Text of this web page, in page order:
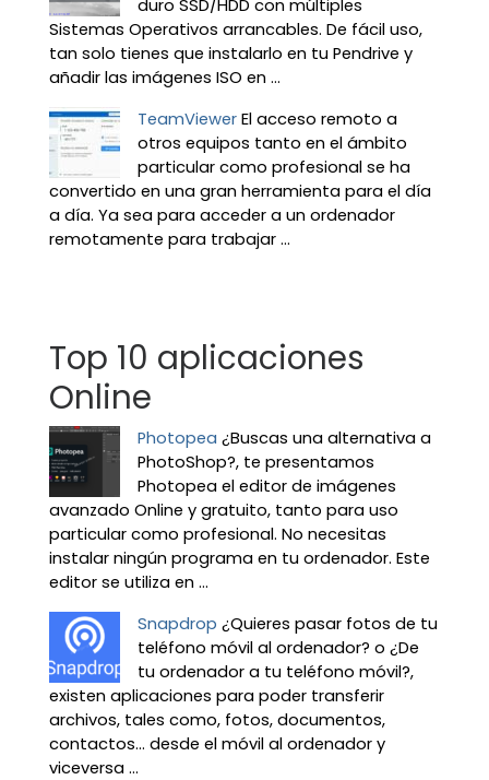
duro SSD/HDD con múltiples
Sistemas Operativos arrancables. De fácil uso,
tan solo tienes que instalarlo en tu Pendrive y
añadir las imágenes ISO en ...
TeamViewer El acceso remoto a
otros equipos tanto en el ámbito
particular como profesional se ha
convertido en una gran herramienta para el día
a día. Ya sea para acceder a un ordenador
remotamente para trabajar ...
Top 10 aplicaciones
Online
Photopea ¿Buscas una alternativa a
PhotoShop?, te presentamos
Photopea el editor de imágenes
avanzado Online y gratuito, tanto para uso
particular como profesional. No necesitas
instalar ningún programa en tu ordenador. Este
editor se utiliza en ...
Snapdrop ¿Quieres pasar fotos de tu
teléfono móvil al ordenador? o ¿De
tu ordenador a tu teléfono móvil?,
existen aplicaciones para poder transferir
archivos, tales como, fotos, documentos,
contactos… desde el móvil al ordenador y
viceversa ...